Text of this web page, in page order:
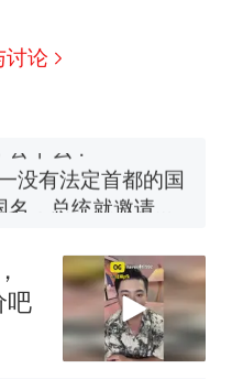
论
没有法定首都的国
名，总统就邀请中
曾两次到中国寻根
搬上楼！女子傻眼
一枚命中就能让航
实力有多强？
开着反而更省电？
吧